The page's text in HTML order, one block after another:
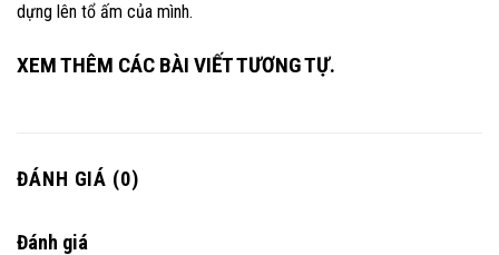
dựng lên tổ ấm của mình.
XEM THÊM CÁC BÀI VIẾT TƯƠNG TỰ.
ĐÁNH GIÁ (0)
Đánh giá